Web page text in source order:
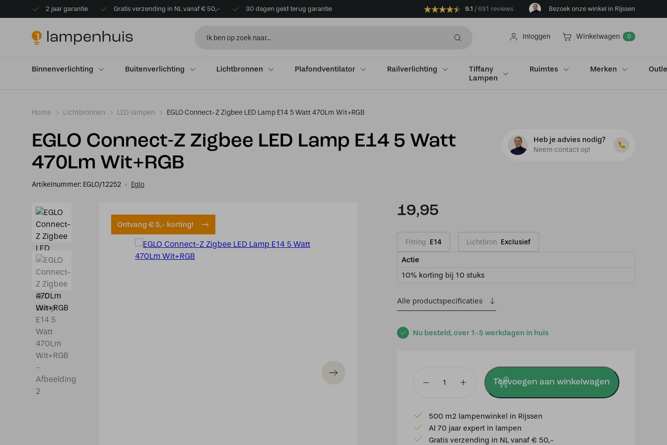
2 jaar garantie Gratis verzending in NL vanaf € 50,- 30 dagen geld terug garantie 9.1 691 reviews Bezoek onze winkel in Rijssen
Inloggen Winkelwagen 0
Binnenverlichting Buitenverlichting Lichtbronnen Plafondventilator Railverlichting
Tiffany
Lampen
Ruimtes Merken
Home Lichtbronnen LED lampen EGLO Connect-Z Zigbee LED Lamp E14 5 Watt 470Lm Wit+RGB
EGLO Connect-Z Zigbee LED Lamp E14 5 Watt
470Lm Wit+RGB
Artikelnummer: EGLO/12252 Eglo
Heb je advies nodig?
Neem contact op!
Ontvang € 5,- korting!
Nu besteld, over 1-5 werkdagen in huis
19,95
Fitting E14 Lichtbron Exclusief
Alle productspecificaties
Zigbee
LED
Toevoegen aan winkelwagen
500 m2 lampenwinkel in Rijssen
Al 70 jaar expert in lampen
Gratis verzending in NL vanaf € 50,-
Actie
10% korting bij 10 stuks